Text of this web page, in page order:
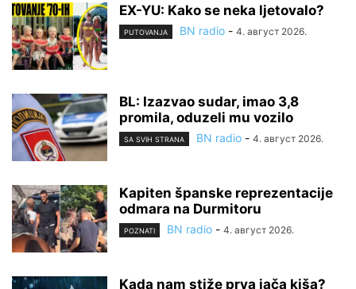
EX-YU: Kako se neka ljetovalo?
PUTOVANJA BN radio - 4. август 2026.
BL: Izazvao sudar, imao 3,8
promila, oduzeli mu vozilo
SA SVIH STRANA BN radio - 4. август 2026.
Kapiten španske reprezentacije
odmara na Durmitoru
POZNATI BN radio - 4. август 2026.
Kada nam stiže prva jača kiša?